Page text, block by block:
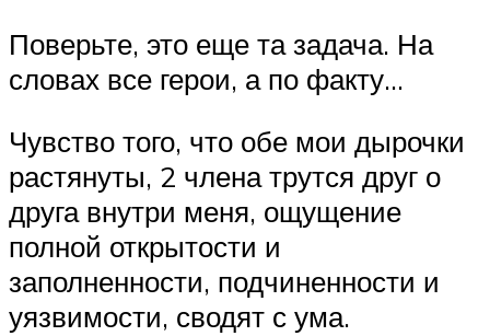
Поверьте, это еще та задача. На
словах все герои, а по факту…
Чувство того, что обе мои дырочки
растянуты, 2 члена трутся друг о
друга внутри меня, ощущение
полной открытости и
заполненности, подчиненности и
уязвимости, сводят с ума.